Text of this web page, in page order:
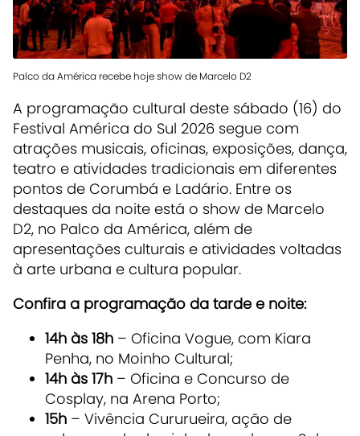
Palco da América recebe hoje show de Marcelo D2
A programação cultural deste sábado (16) do
Festival América do Sul 2026 segue com
atrações musicais, oficinas, exposições, dança,
teatro e atividades tradicionais em diferentes
pontos de Corumbá e Ladário. Entre os
destaques da noite está o show de Marcelo
D2, no Palco da América, além de
apresentações culturais e atividades voltadas
à arte urbana e cultura popular.
Confira a programação da tarde e noite:
14h às 18h – Oficina Vogue, com Kiara
Penha, no Moinho Cultural;
14h às 17h – Oficina e Concurso de
Cosplay, na Arena Porto;
15h – Vivência Cururueira, ação de